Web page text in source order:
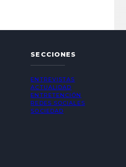
SECCIONES
ENTREVISTAS
ACTUALIDAD
ENTRETENCIÓN
REDES SOCIALES
SOCIEDAD